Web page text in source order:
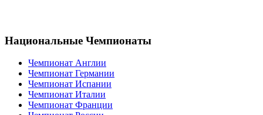
Национальные Чемпионаты
Чемпионат Англии
Чемпионат Германии
Чемпионат Испании
Чемпионат Италии
Чемпионат Франции